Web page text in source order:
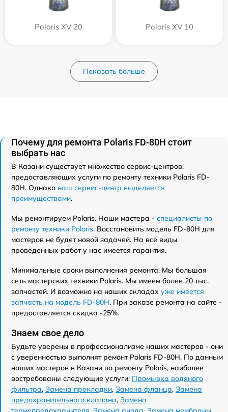
Polaris XV 20 Polaris XV 10
Показать больше
Почему для ремонта Polaris FD-80H стоит
выбрать нас
В Казани существует множество сервис-центров,
предоставляющих услуги по ремонту техники Polaris FD-
80H. Однако наш сервис-центр выделяется
преимуществами.
Мы ремонтируем Polaris. Наши мастера - специалисты по
ремонту техники Polaris. Восстановить модель FD-80H для
мастеров не будет новой задачей. На все виды
проведенных работ у нас имеется гарантия.
Минимальные сроки выполнения ремонта. Мы большая
сеть мастерских техники Polaris. Мы имеем более 20 тыс.
запчастей. И возможно на наших складах уже имеется
запчасть на модель FD-80H. При заказе ремонта на сайте -
предоставляется скидка -25%.
Знаем свое дело
Будьте уверены в профессионализме наших мастеров - они
с уверенностью выполнят ремонт Polaris FD-80H. По данным
наших мастеров в Казани по ремонту Polaris, наиболее
востребованы следующие услуги: Промывка водяного
фильтра, Замена прокладки, Замена фланца, Замена
предохранительного клапана, Замена